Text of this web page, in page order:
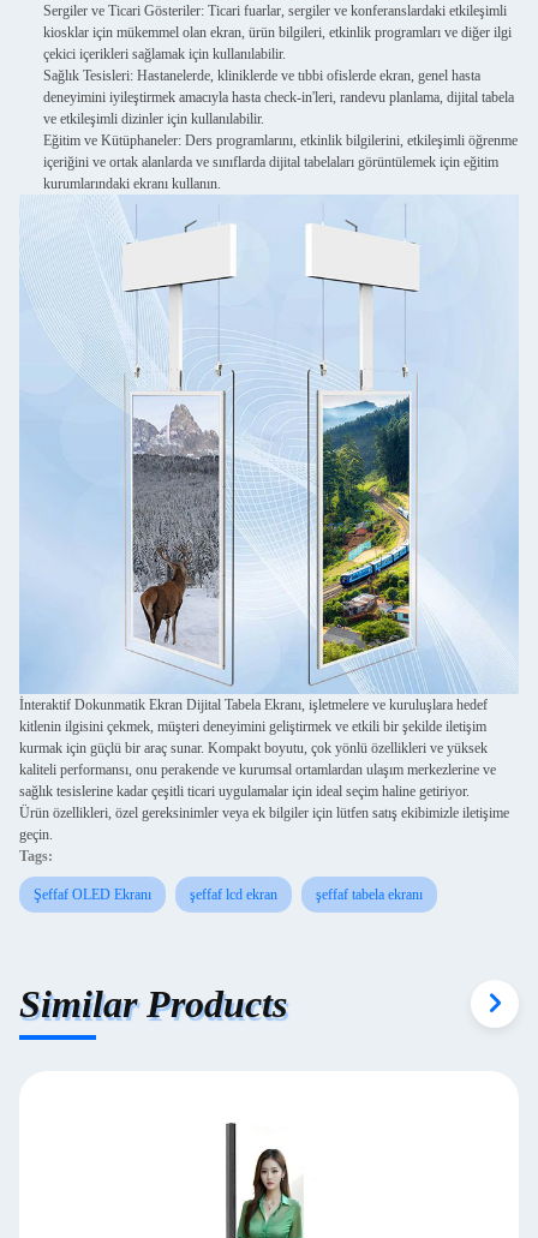
Sergiler ve Ticari Gösteriler: Ticari fuarlar, sergiler ve konferanslardaki etkileşimli
kiosklar için mükemmel olan ekran, ürün bilgileri, etkinlik programları ve diğer ilgi
çekici içerikleri sağlamak için kullanılabilir.
Sağlık Tesisleri: Hastanelerde, kliniklerde ve tıbbi ofislerde ekran, genel hasta
deneyimini iyileştirmek amacıyla hasta check-in'leri, randevu planlama, dijital tabela
ve etkileşimli dizinler için kullanılabilir.
Eğitim ve Kütüphaneler: Ders programlarını, etkinlik bilgilerini, etkileşimli öğrenme
içeriğini ve ortak alanlarda ve sınıflarda dijital tabelaları görüntülemek için eğitim
kurumlarındaki ekranı kullanın.
İnteraktif Dokunmatik Ekran Dijital Tabela Ekranı, işletmelere ve kuruluşlara hedef
kitlenin ilgisini çekmek, müşteri deneyimini geliştirmek ve etkili bir şekilde iletişim
kurmak için güçlü bir araç sunar. Kompakt boyutu, çok yönlü özellikleri ve yüksek
kaliteli performansı, onu perakende ve kurumsal ortamlardan ulaşım merkezlerine ve
sağlık tesislerine kadar çeşitli ticari uygulamalar için ideal seçim haline getiriyor.
Ürün özellikleri, özel gereksinimler veya ek bilgiler için lütfen satış ekibimizle iletişime
geçin.
Tags:
Şeffaf OLED Ekranı şeffaf lcd ekran şeffaf tabela ekranı
Similar Products